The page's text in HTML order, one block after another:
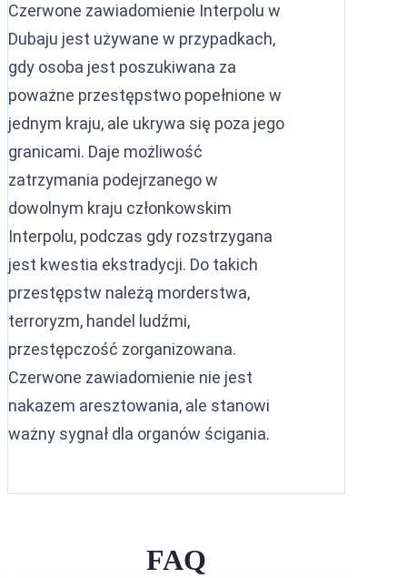
Czerwone zawiadomienie Interpolu w
Dubaju jest używane w przypadkach,
gdy osoba jest poszukiwana za
poważne przestępstwo popełnione w
jednym kraju, ale ukrywa się poza jego
granicami. Daje możliwość
zatrzymania podejrzanego w
dowolnym kraju członkowskim
Interpolu, podczas gdy rozstrzygana
jest kwestia ekstradycji. Do takich
przestępstw należą morderstwa,
terroryzm, handel ludźmi,
przestępczość zorganizowana.
Czerwone zawiadomienie nie jest
nakazem aresztowania, ale stanowi
ważny sygnał dla organów ścigania.
FAQ